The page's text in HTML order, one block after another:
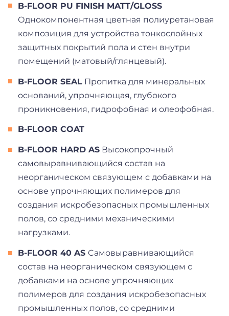
B-FLOOR PU FINISH MATT/GLOSS
Однокомпонентная цветная полиуретановая
композиция для устройства тонкослойных
защитных покрытий пола и стен внутри
помещений (матовый/глянцевый).
B-FLOOR SEAL Пропитка для минеральных
оснований, упрочняющая, глубокого
проникновения, гидрофобная и олеофобная.
B-FLOOR COAT
B-FLOOR HARD AS Высокопрочный
самовыравнивающийся состав на
неорганическом связующем с добавками на
основе упрочняющих полимеров для
создания искробезопасных промышленных
полов, со средними механическими
нагрузками.
B-FLOOR 40 ASCамовыравнивающийся
состав на неорганическом связующем с
добавками на основе упрочняющих
полимеров для создания искробезопасных
промышленных полов, со средними